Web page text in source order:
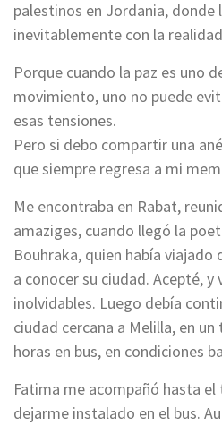
palestinos en Jordania, donde
inevitablemente con la
Porque cuando la paz es uno
movimiento, uno no puede
esas tensiones.
Pero si debo compartir una
que siempre regresa a mi
Me encontraba en Rabat,
amaziges, cuando llegó la
Bouhraka, quien había viajado
a conocer su ciudad. Acepté, y
inolvidables. Luego debía
ciudad cercana a Melilla, en
horas en bus, en condiciones
Fatima me acompañó hasta
dejarme instalado en el bus.